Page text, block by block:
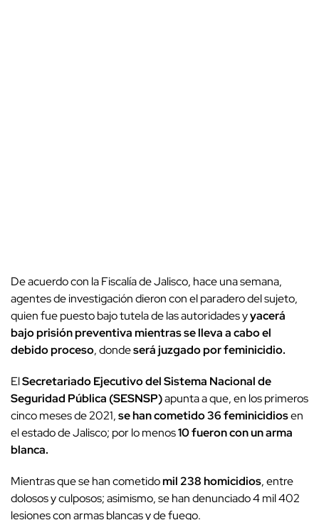
De acuerdo con la Fiscalía de Jalisco, hace una semana,
agentes de investigación dieron con el paradero del sujeto,
quien fue puesto bajo tutela de las autoridades yyacerá
bajo prisión preventiva mientras se lleva a cabo el
debido proceso, dondeserá juzgado por feminicidio.
ElSecretariado Ejecutivo del Sistema Nacional de
Seguridad Pública (SESNSP)apunta a que, en los primeros
cinco meses de 2021,se han cometido 36 feminicidiosen
el estado de Jalisco; por lo menos10 fueron con un arma
blanca.
Mientras que se han cometidomil 238 homicidios, entre
dolosos y culposos; asimismo, se han denunciado 4 mil 402
lesiones con armas blancas y de fuego.